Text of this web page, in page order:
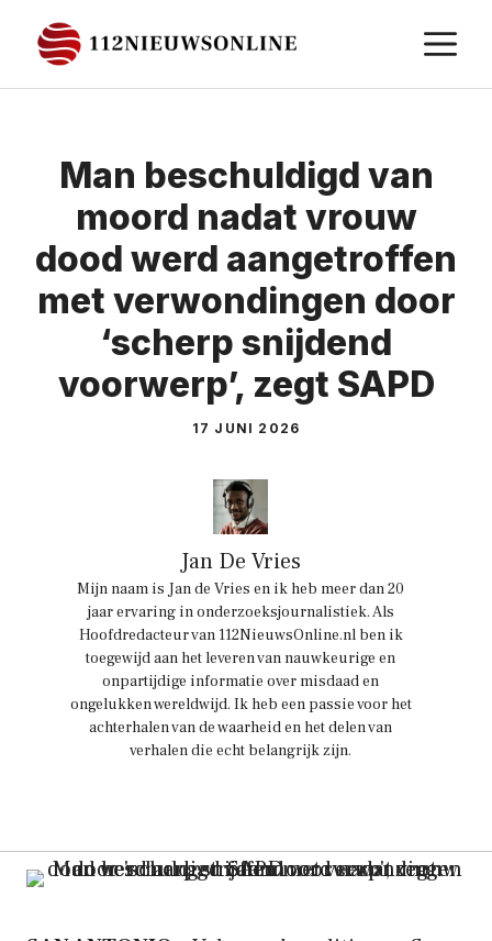
naar
de
Man beschuldigd van
moord nadat vrouw
dood werd aangetroffen
met verwondingen door
‘scherp snijdend
voorwerp’, zegt SAPD
17 JUNI 2026
Jan De Vries
Mijn naam is Jan de Vries en ik heb meer dan 20
jaar ervaring in onderzoeksjournalistiek. Als
Hoofdredacteur van 112NieuwsOnline.nl ben ik
toegewijd aan het leveren van nauwkeurige en
onpartijdige informatie over misdaad en
ongelukken wereldwijd. Ik heb een passie voor het
achterhalen van de waarheid en het delen van
verhalen die echt belangrijk zijn.